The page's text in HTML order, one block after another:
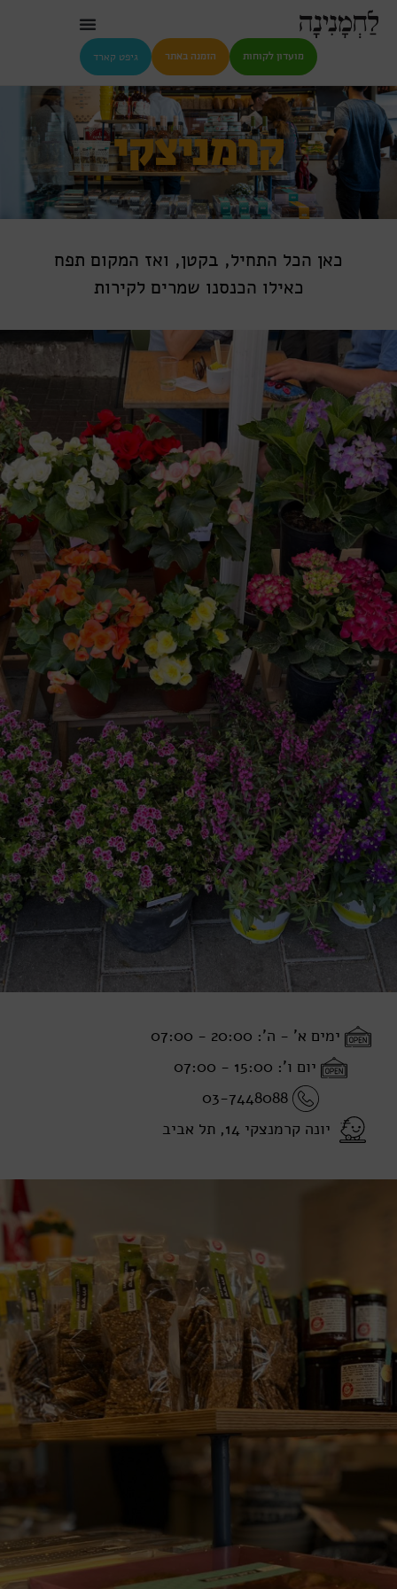
מועדון לקוחות הזמנה באתר גיפט קארד
קרמניצקי
כאן הכל התחיל, בקטן, ואז המקום תפח
כאילו הכנסנו שמרים לקירות
ימים א' - ה': 20:00 - 07:00
יום ו': 15:00 - 07:00
03-7448088
יונה קרמנצקי 14, תל אביב